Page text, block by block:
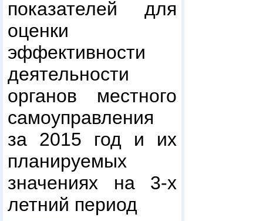
показателей для
оценки
эффективности
деятельности
органов местного
самоуправления
за 2015 год и их
планируемых
значениях на 3-х
летний период